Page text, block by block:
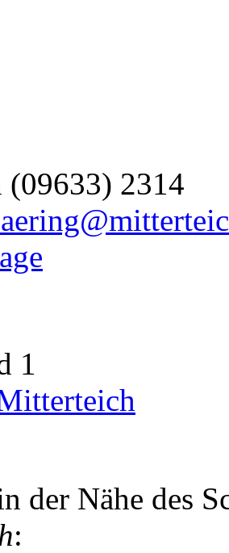
(09633) 2314
1
der Nähe des
: